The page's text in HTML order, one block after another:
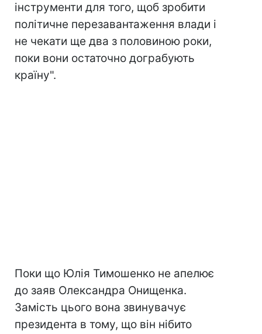
інструменти для того, щоб зробити
політичне перезавантаження влади і
не чекати ще два з половиною роки,
поки вони остаточно дограбують
країну".
Поки що Юлія Тимошенко не апелює
до заяв Олександра Онищенка.
Замість цього вона звинувачує
президента в тому, що він нібито